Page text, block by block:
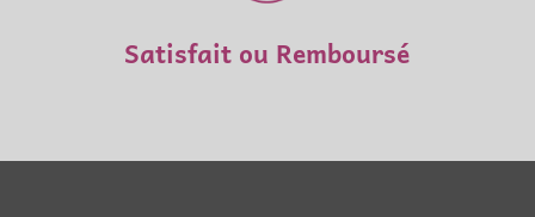
Satisfait ou Remboursé